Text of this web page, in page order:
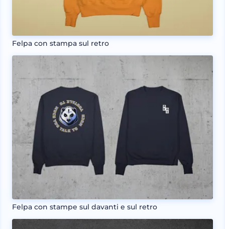
Felpa con stampa sul retro
Felpa con stampe sul davanti e sul retro